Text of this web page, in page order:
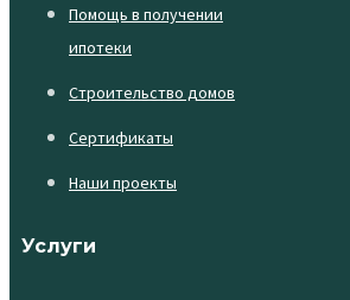
Помощь в получении
ипотеки
Строительство домов
Сертификаты
Наши проекты
Услуги